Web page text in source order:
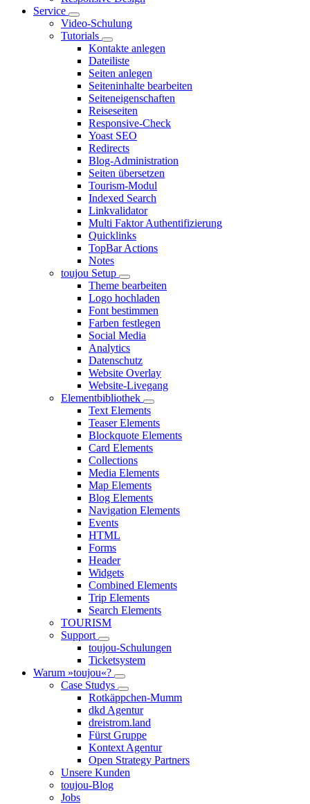
Service
Video-Schulung
Tutorials
Kontakte anlegen
Dateiliste
Seiten anlegen
Seiteninhalte bearbeiten
Seiteneigenschaften
Reiseseiten
Responsive-Check
Yoast SEO
Redirects
Blog-Administration
Seiten übersetzen
Tourism-Modul
Indexed Search
Linkvalidator
Multi Faktor Authentifizierung
Quicklinks
TopBar Actions
Notes
toujou Setup
Theme bearbeiten
Logo hochladen
Font bestimmen
Farben festlegen
Social Media
Analytics
Datenschutz
Website Overlay
Website-Livegang
Elementbibliothek
Text Elements
Teaser Elements
Blockquote Elements
Card Elements
Collections
Media Elements
Map Elements
Blog Elements
Navigation Elements
Events
HTML
Forms
Header
Widgets
Combined Elements
Trip Elements
Search Elements
TOURISM
Support
toujou-Schulungen
Ticketsystem
Warum »toujou«?
Case Studys
Rotkäppchen-Mumm
dkd Agentur
dreistrom.land
Fürst Gruppe
Kontext Agentur
Open Strategy Partners
Unsere Kunden
toujou-Blog
Jobs